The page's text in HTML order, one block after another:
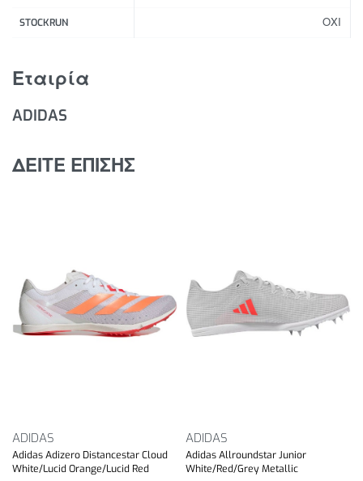
STOCKRUN ΟΧΙ
Εταιρία
ADIDAS
ΔΕΙΤΕ ΕΠΙΣΗΣ
ADIDAS
Adidas Adizero Distancestar Cloud
White/Lucid Orange/Lucid Red
ADIDAS
Adidas Allroundstar Junior
White/Red/Grey Metallic